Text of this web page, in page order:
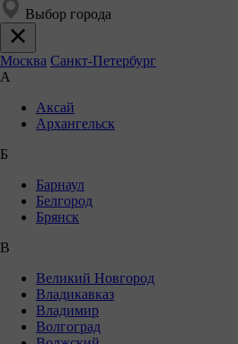
Выбор города
Москва Санкт-Петербург
А
Аксай
Архангельск
Б
Барнаул
Белгород
Брянск
В
Великий Новгород
Владикавказ
Владимир
Волгоград